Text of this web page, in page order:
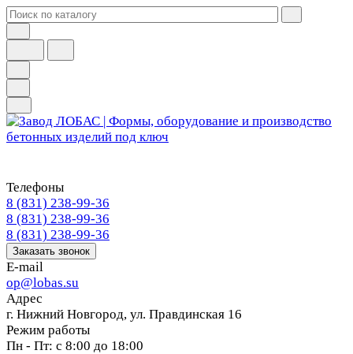
Телефоны
8 (831) 238-99-36
8 (831) 238-99-36
8 (831) 238-99-36
Заказать звонок
E-mail
op@lobas.su
Адрес
г. Нижний Новгород, ул. Правдинская 16
Режим работы
Пн - Пт: с 8:00 до 18:00